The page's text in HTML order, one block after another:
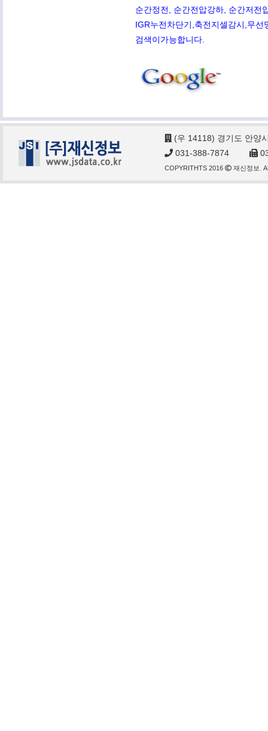
순간정전, 순간전압강하, 순간저전
IGR누전차단기,축전지셀감시,무
검색이가능합니다.
(우 14118) 경기도 안양
031-388-7874
COPYRITHTS 2016 재신정보.